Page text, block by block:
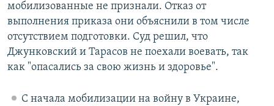
мобилизованные не признали. Отказ от
выполнения приказа они объяснили в том числе
отсутствием подготовки. Суд решил, что
Джунковский и Тарасов не поехали воевать, так
как "опасались за свою жизнь и здоровье".
С начала мобилизации на войну в Украине,